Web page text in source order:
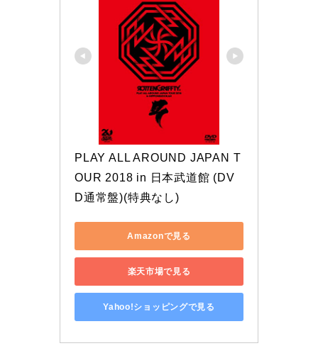
PLAY ALL AROUND JAPAN T
OUR 2018 in 日本武道館 (DV
D通常盤)(特典なし)
Amazonで見る
楽天市場で見る
Yahoo!ショッピングで見る